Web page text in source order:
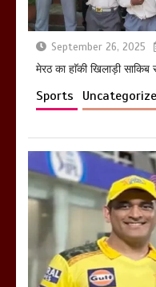
बनने
September 26, 2025
मेरठ का हाॅकी खिलाड़ी
Sports